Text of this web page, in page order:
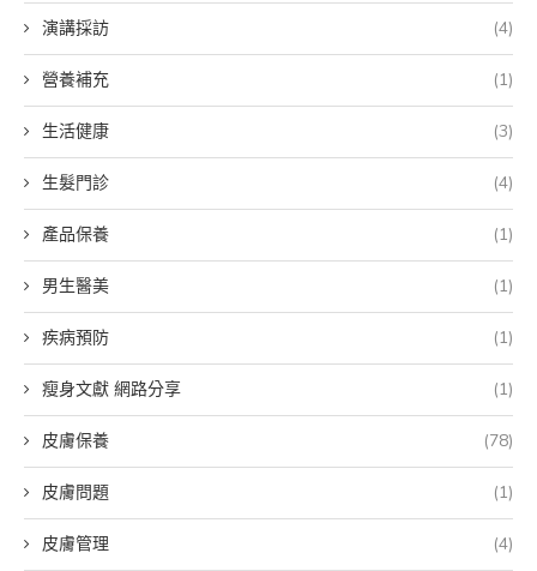
演講採訪 (4)
營養補充 (1)
生活健康 (3)
生髮門診 (4)
產品保養 (1)
男生醫美 (1)
疾病預防 (1)
瘦身文獻 網路分享 (1)
皮膚保養 (78)
皮膚問題 (1)
皮膚管理 (4)